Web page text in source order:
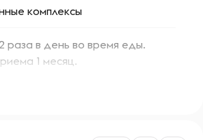
комплексы
раза в день во время еды.
1 месяц.